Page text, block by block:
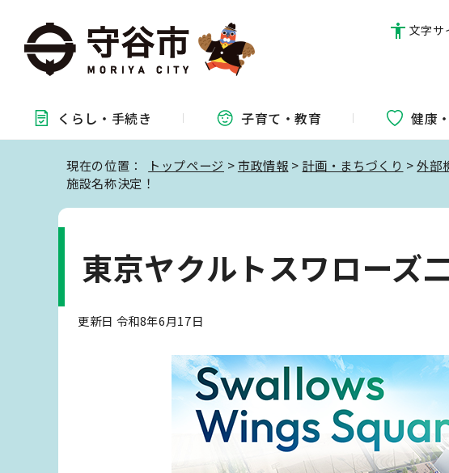
文字サ
くらし・ 手続き 子育て・教育 健康
現在の位置： トップページ >市政情報 > 計画・まちづくり >外部
施設名称決定！
東京ヤクルトスワローズ
更新日 令和8年6月17日